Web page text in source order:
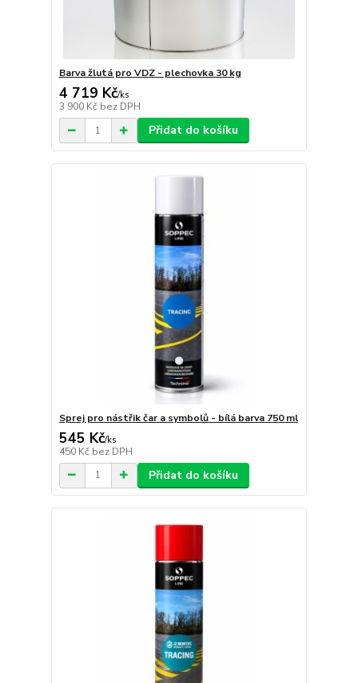
Barva žlutá pro VDZ - plechovka 30 kg
4 719 Kč/ks
3 900 Kč bez DPH
Přidat do košíku
Sprej pro nástřik čar a symbolů - bílá barva 750 ml
545 Kč/ks
450 Kč bez DPH
Přidat do košíku